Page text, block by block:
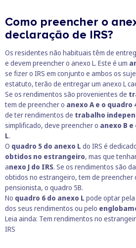
Como preencher o
declaração de IRS?
Os residentes não habituais têm de
e devem preencher o anexo L. Este é um
se fizer o IRS em conjunto e ambos os
estatuto, terão de entregar um anexo L
Se os rendimentos são provenientes de
tem de preencher o anexo A e o quadro
de ter rendimentos de trabalho
simplificado, deve preencher o anexo B
L.
O quadro 5 do anexo L do IRS é
obtidos no estrangeiro, mas que
anexo J do IRS. Se os rendimentos são
obtidos no estrangeiro, tem de preencher
pensionista, o quadro 5B.
No quadro 6 do anexo L pode optar pela
dos seus rendimentos ou pelo
Leia ainda: Tem rendimentos no
IRS